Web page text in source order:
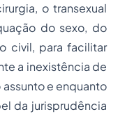
o transexual
do sexo, do
civil, para facilitar
a inexistência de
e enquanto
da jurisprudência